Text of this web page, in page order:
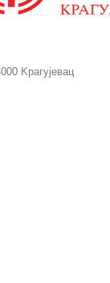
Kрагујевац